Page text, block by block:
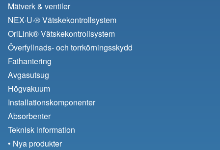
Mätverk & ventiler
NEX·U·® Vätskekontrollsystem
OriLink® Vätskekontrollsystem
Överfyllnads- och torrkörningsskydd
Fathantering
Avgasutsug
Högvakuum
Installationskomponenter
Absorbenter
Teknisk information
• Nya produkter